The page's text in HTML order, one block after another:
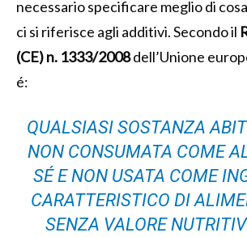
necessario specificare meglio di
ci si riferisce agli additivi. Secondo il
(CE) n. 1333/2008dell’Unione
é:
QUALSIASI SOSTANZA
NON CONSUMATA COME
SÉ E NON USATA COME
CARATTERISTICO DI
SENZA VALORE